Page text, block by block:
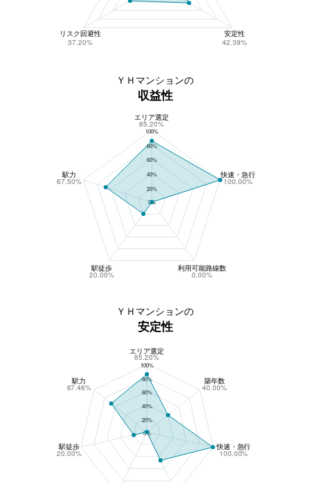
リスク回避性
37.20%
安定性
42.39%
ＹＨマンションの
収益性
ＹＨマンションの収益性
100%
80%
60%
40%
20%
0%
エリア選定
85.20%
駅力
67.50%
駅徒歩
20.00%
利用可能路線数
0.00%
快速・急行
100.00%
ＹＨマンションの
安定性
100%
80%
60%
40%
20%
0%
エリア選定
85.20%
駅力
67.46%
駅徒歩
20.00%
快速・急行
100.00%
築年数
40.00%